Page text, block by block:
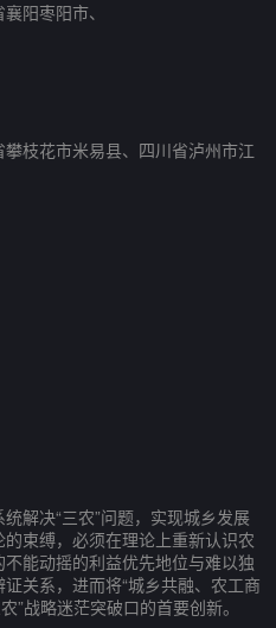
阳枣阳市、
枝花市米易县、四川省泸州市江
解决“三农”问题，实现城乡发展
束缚，必须在理论上重新认识农
能动摇的利益优先地位与难以独
关系，进而将“城乡共融、农工商
”战略迷茫突破口的首要创新。